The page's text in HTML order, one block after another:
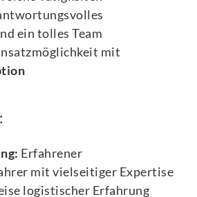
ein tolles Team
mit
Erfahrener
mit vielseitiger Expertise
logistischer Erfahrung